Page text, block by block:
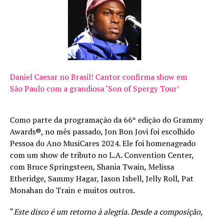
Daniel Caesar no Brasil! Cantor confirma show em
São Paulo com a grandiosa ‘Son of Spergy Tour’
Como parte da programação da 66ª edição do Grammy
Awards®, no mês passado, Jon Bon Jovi foi escolhido
Pessoa do Ano MusiCares 2024. Ele foi homenageado
com um show de tributo no L.A. Convention Center,
com Bruce Springsteen, Shania Twain, Melissa
Etheridge, Sammy Hagar, Jason Isbell, Jelly Roll, Pat
Monahan do Train e muitos outros.
“Este disco é um retorno à alegria. Desde a composição,